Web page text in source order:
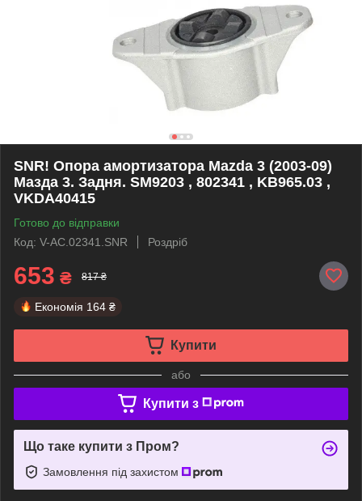
SNR! Опора амортизатора Mazda 3 (2003-09)
Мазда 3. Задня. SM9203 , 802341 , KB965.03 ,
VKDA40415
Готово до відправки
Код: V-AC.02341.SNR
Роздріб
653 ₴ 817 ₴
Економія 164 ₴
Купити
або
Купити з
Що таке купити з Пром?
Замовлення під захистом